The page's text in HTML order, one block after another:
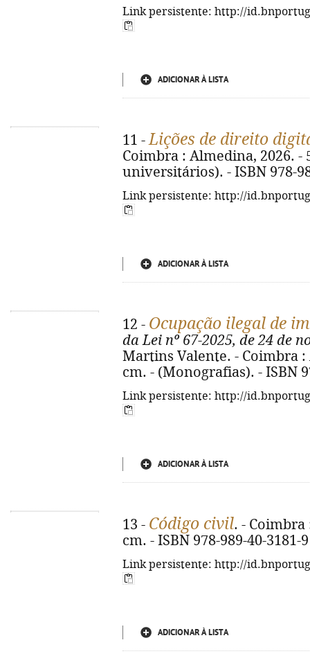
Link persistente: http://
ADICIONAR À LISTA
11 -Lições de direito
Coimbra : Almedina, 2026. -
universitários). - ISBN 978-
Link persistente: http://
ADICIONAR À LISTA
12 - Ocupação ilegal de
da Lei nº 67-2025, de 24 de
Martins Valente. - Coimbra :
cm. - (Monografias). - ISBN
Link persistente: http://
ADICIONAR À LISTA
13 - Código civil. - Coimbra
cm. - ISBN 978-989-40-3181-9
Link persistente: http://
ADICIONAR À LISTA